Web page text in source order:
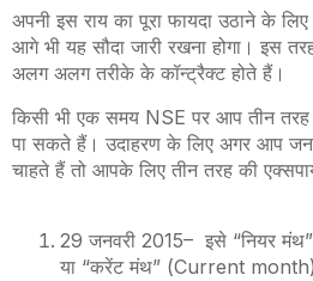
अपनी इस राय का पूरा फायदा उठाने के
आगे भी यह सौदा जारी रखना होगा। इस
अलग अलग तरीके के कॉन्ट्रैक्ट होते हैं।
किसी भी एक समय NSE पर आप तीन तरह
पा सकते हैं। उदाहरण के लिए अगर आप
चाहते हैं तो आपके लिए तीन तरह की
29 जनवरी 2015– इसे “नियर
या “करेंट मंथ” (Current month)